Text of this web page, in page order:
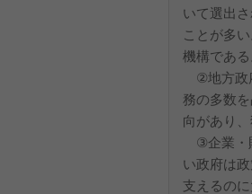
いて選出
ことが多
機構である
②地方政
務の多数
向があり
③企業・
い政府は
支えるの